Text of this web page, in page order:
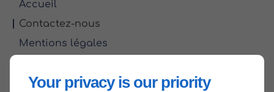
Your privacy is our priority
Accueil
Contactez-nous
Mentions légales